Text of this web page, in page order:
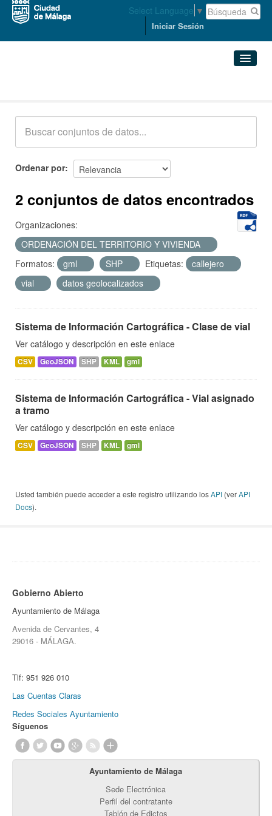
Select Language ▼
Iniciar Sesión
Acerca de
Ordenar por
2 conjuntos de datos encontrados
Organizaciones:
ORDENACIÓN DEL TERRITORIO Y VIVIENDA
Formatos:
gml SHP Etiquetas:
callejero
vial
datos geolocalizados
Sistema de Información Cartográfica - Clase de vial
Ver catálogo y descripción en este enlace
CSV GeoJSON SHP KML gml
Sistema de Información Cartográfica - Vial asignado
a tramo
Ver catálogo y descripción en este enlace
CSV GeoJSON SHP KML gml
Usted también puede acceder a este registro utilizando losAPI (verAPI
Docs).
Gobierno Abierto
Ayuntamiento de Málaga
Avenida de Cervantes, 4
29016 - MÁLAGA.
Tlf: 951 926 010
Las Cuentas Claras
Redes Sociales Ayuntamiento
Síguenos
Ayuntamiento de Málaga
Sede Electrónica
Perfil del contratante
Tablón de Edictos